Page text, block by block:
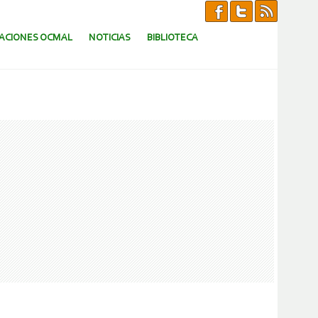
OCMAL NOTICIAS BIBLIOTECA